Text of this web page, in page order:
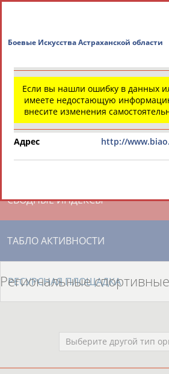
СВОДНЫЕ ИНДЕКСЫ
ТАБЛО АКТИВНОСТИ
РЕСУРСНАЯ ПЛОЩАДКА
Региональные
Выберите другой тип
Если вы нашли ошибку в данных
имеете недостающую
внесите изменения
Адрес http://